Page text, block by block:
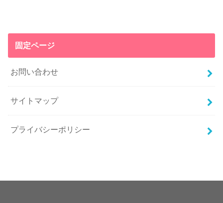
固定ページ
お問い合わせ
サイトマップ
プライバシーポリシー